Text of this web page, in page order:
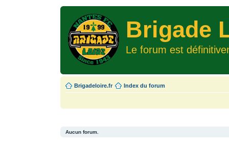
Brigade
Le forum est
Brigadeloire.fr Index du forum
Aucun forum.